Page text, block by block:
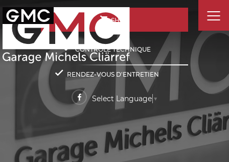
SHOP
CONTRÔLE TECHNIQUE
RENDEZ-VOUS D'ENTRETIEN
Select Language ▼